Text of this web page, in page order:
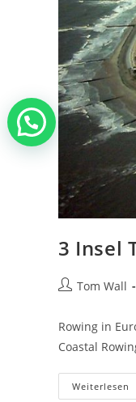
3 Insel
Tom Wall
Rowing in
Coastal
Weiterlesen
Fragen,